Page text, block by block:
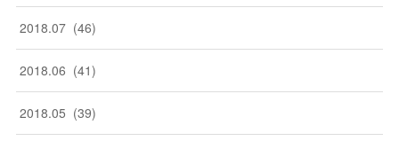
2018.07 (46)
2018.06 (41)
2018.05 (39)